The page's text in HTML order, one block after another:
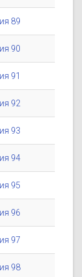
89
90
91
92
93
94
95
96
97
98